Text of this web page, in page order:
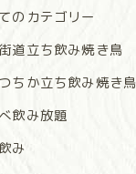
のカテゴリー
道立ち飲み焼き鳥
ちか立ち飲み焼き
飲み放題
み